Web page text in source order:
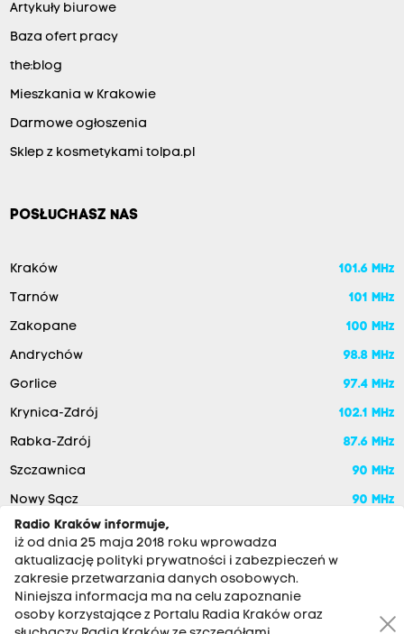
Artykuły biurowe
Baza ofert pracy
the:blog
Mieszkania w Krakowie
Darmowe ogłoszenia
Sklep z kosmetykami tolpa.pl
POSŁUCHASZ NAS
Kraków 101.6 MHz
Tarnów 101 MHz
Zakopane 100 MHz
Andrychów 98.8 MHz
Gorlice 97.4 MHz
Krynica-Zdrój 102.1 MHz
Rabka-Zdrój 87.6 MHz
Szczawnica 90 MHz
Nowy Sącz
90 MHz
Radio Kraków informuje,
iż od dnia 25 maja 2018 roku wprowadza
aktualizację polityki prywatności i zabezpieczeń w
zakresie przetwarzania danych osobowych.
Niniejsza informacja ma na celu zapoznanie
osoby korzystające z Portalu Radia Kraków oraz